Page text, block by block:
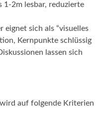
1-2m lesbar, reduzierte
eignet sich als “visuelles
Kernpunkte schlüssig
lassen sich
auf folgende Kriterien